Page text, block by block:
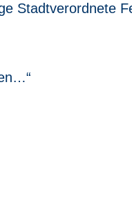
Stadtverordnete